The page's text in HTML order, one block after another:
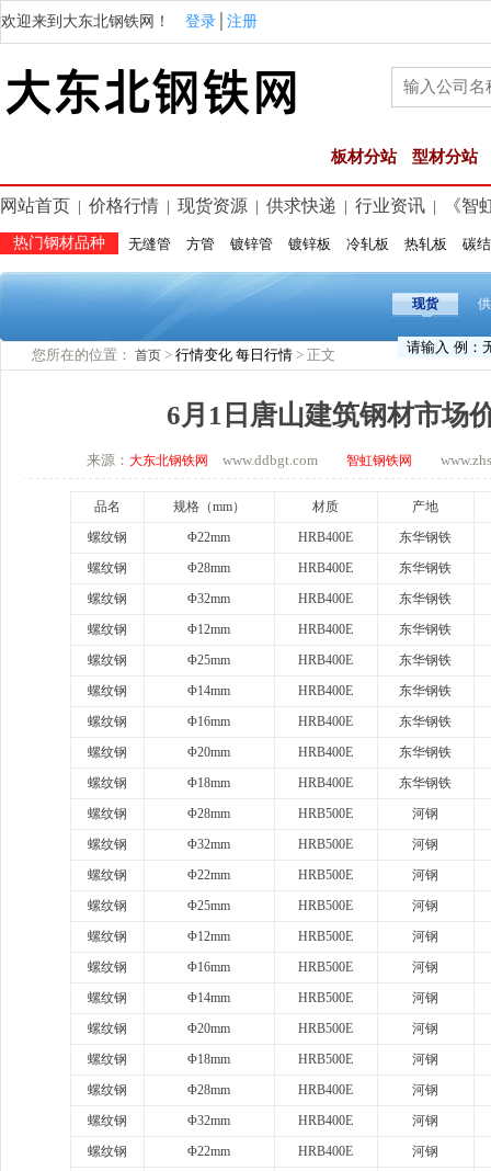
欢迎来到大东北钢铁网！ 登录 注册
板材分站 型材分站
网站首页 价格行情 现货资源 供求快递 行业资讯 《智
热门钢材品种 无缝管 方管 镀锌管 镀锌板 冷轧板 热轧板 碳
现货
您所在的位置： 首页 > 行情变化 每日行情 > 正文
6月1日唐山建筑钢材市场
来源： 大东北钢铁网 www.ddbgt.com 智虹钢铁网
品名 规格（mm） 材质
产地
螺纹钢
Φ22mm HRB400E
东华钢铁
螺纹钢
Φ28mm HRB400E
东华钢铁
螺纹钢
Φ32mm HRB400E
东华钢铁
螺纹钢
Φ12mm HRB400E
东华钢铁
螺纹钢
Φ25mm HRB400E
东华钢铁
螺纹钢
Φ14mm HRB400E
东华钢铁
螺纹钢
Φ16mm HRB400E
东华钢铁
螺纹钢
Φ20mm HRB400E
东华钢铁
螺纹钢
Φ18mm HRB400E
东华钢铁
螺纹钢
Φ28mm HRB500E
河钢
螺纹钢
Φ32mm HRB500E
河钢
螺纹钢
Φ22mm HRB500E
河钢
螺纹钢
Φ25mm HRB500E
河钢
螺纹钢
Φ12mm HRB500E
河钢
螺纹钢
Φ16mm HRB500E
河钢
螺纹钢
Φ14mm HRB500E
河钢
螺纹钢
Φ20mm HRB500E
河钢
螺纹钢
Φ18mm HRB500E
河钢
螺纹钢
Φ28mm HRB400E
河钢
螺纹钢
Φ32mm HRB400E
河钢
螺纹钢
Φ22mm HRB400E
河钢